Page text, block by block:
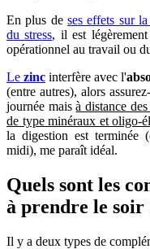
En plus de ses effets sur
du stress, il est
opérationnel au travail ou
Lezinc interfère avec l'
(entre autres), alors
journée maisà distance
de type minéraux et oligo-
la digestion est terminée
midi), me paraît idéal.
Quels sont les
à prendre le soir
Il y a deux types de